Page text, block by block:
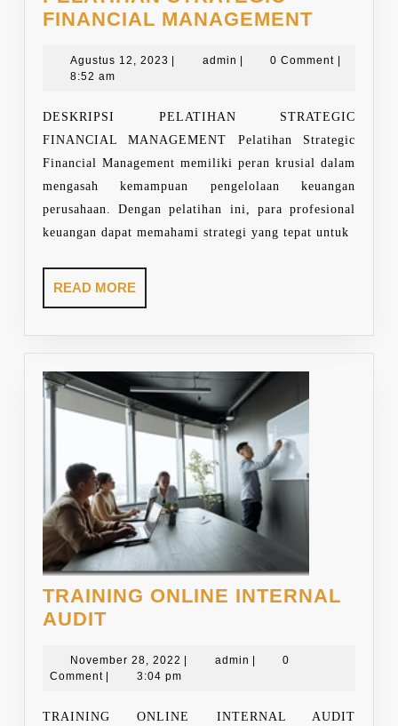
FINANCIAL MANAGEMENT
Agustus 12, 2023 Agustus
| admin admin
| 0 Comment |
8:52 am
DESKRIPSI PELATIHAN STRATEGIC
FINANCIAL MANAGEMENT Pelatihan Strategic
Financial Management memiliki peran krusial dalam
mengasah kemampuan pengelolaan keuangan
perusahaan. Dengan pelatihan ini, para profesional
keuangan dapat memahami strategi yang tepat untuk
READ MOREREAD
MORE
TRAINING ONLINE INTERNAL
AUDITTRAINING
INTERNAL
AUDIT
November 28, 2022 November
28,
admin admin0
Comment
3:04 pm
TRAINING ONLINE INTERNAL AUDIT